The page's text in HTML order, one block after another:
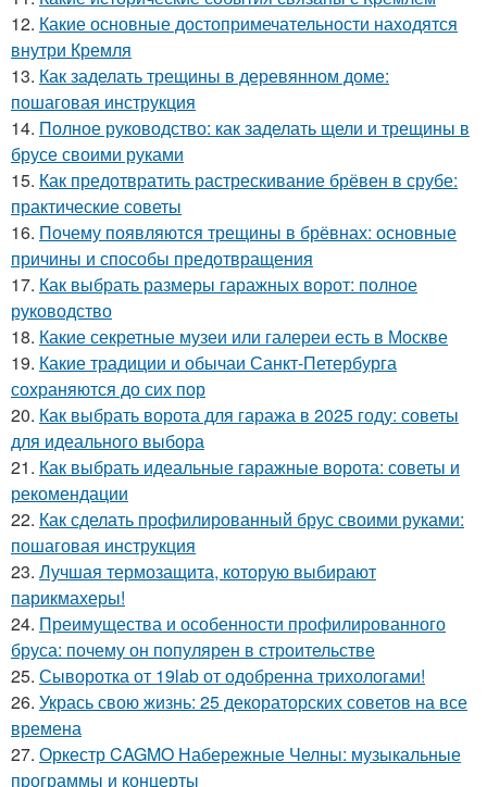
12. Какие основные достопримечательности находятся
внутри Кремля
13. Как заделать трещины в деревянном доме:
пошаговая инструкция
14. Полное руководство: как заделать щели и трещины в
брусе своими руками
15. Как предотвратить растрескивание брёвен в срубе:
практические советы
16. Почему появляются трещины в брёвнах: основные
причины и способы предотвращения
17. Как выбрать размеры гаражных ворот: полное
руководство
18. Какие секретные музеи или галереи есть в Москве
19. Какие традиции и обычаи Санкт-Петербурга
сохраняются до сих пор
20. Как выбрать ворота для гаража в 2025 году: советы
для идеального выбора
21. Как выбрать идеальные гаражные ворота: советы и
рекомендации
22. Как сделать профилированный брус своими руками:
пошаговая инструкция
23. Лучшая термозащита, которую выбирают
парикмахеры!
24. Преимущества и особенности профилированного
бруса: почему он популярен в строительстве
25. Сыворотка от 19lab от одобренна трихологами!
26. Укрась свою жизнь: 25 декораторских советов на все
времена
27. Оркестр CAGMO Набережные Челны: музыкальные
программы и концерты